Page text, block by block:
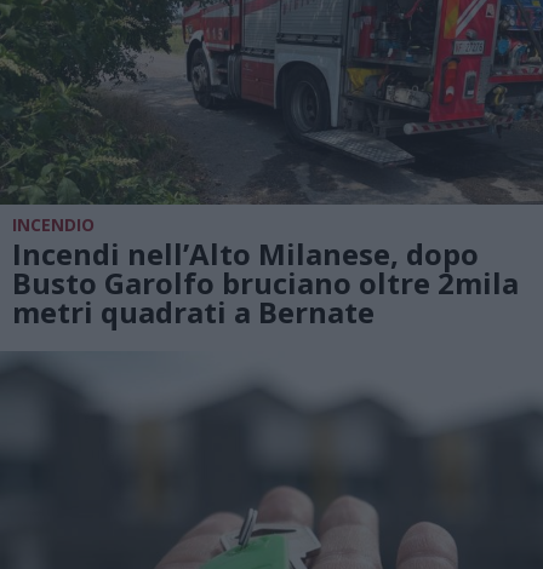
INCENDIO
Incendi nell’Alto Milanese, dopo
Busto Garolfo bruciano oltre 2mila
metri quadrati a Bernate